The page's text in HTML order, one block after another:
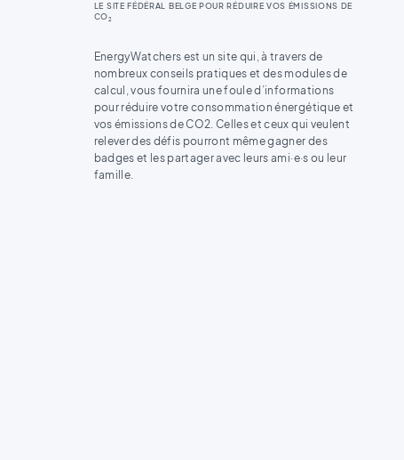
LE SITE FÉDÉRAL BELGE POUR RÉDUIRE VOS ÉMISSIONS DE
CO2
EnergyWatchers est un site qui, à travers de
nombreux conseils pratiques et des modules de
calcul, vous fournira une foule d’informations
pour réduire votre consommation énergétique et
vos émissions de CO2. Celles et ceux qui veulent
relever des défis pourront même gagner des
badges et les partager avec leurs ami·e·s ou leur
famille.